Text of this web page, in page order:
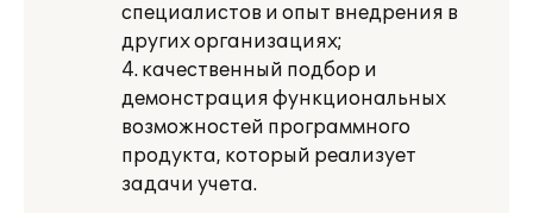
специалистов и опыт внедрения в
других организациях;
4. качественный подбор и
демонстрация функциональных
возможностей программного
продукта, который реализует
задачи учета.